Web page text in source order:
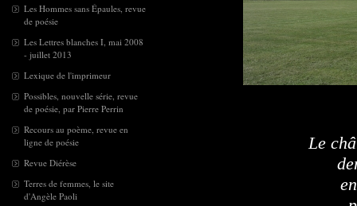
Les Hommes sans Épaules, revue
de poésie
Les Lettres blanches I, mai 2008
- juillet 2013
Lexique de l'imprimeur
Possibles, nouvelle série, revue
de poésie, par Pierre Perrin
Recours au poème, revue en
ligne de poésie
Revue Diérèse
Terres de femmes, le site
d'Angèle Paoli
Le